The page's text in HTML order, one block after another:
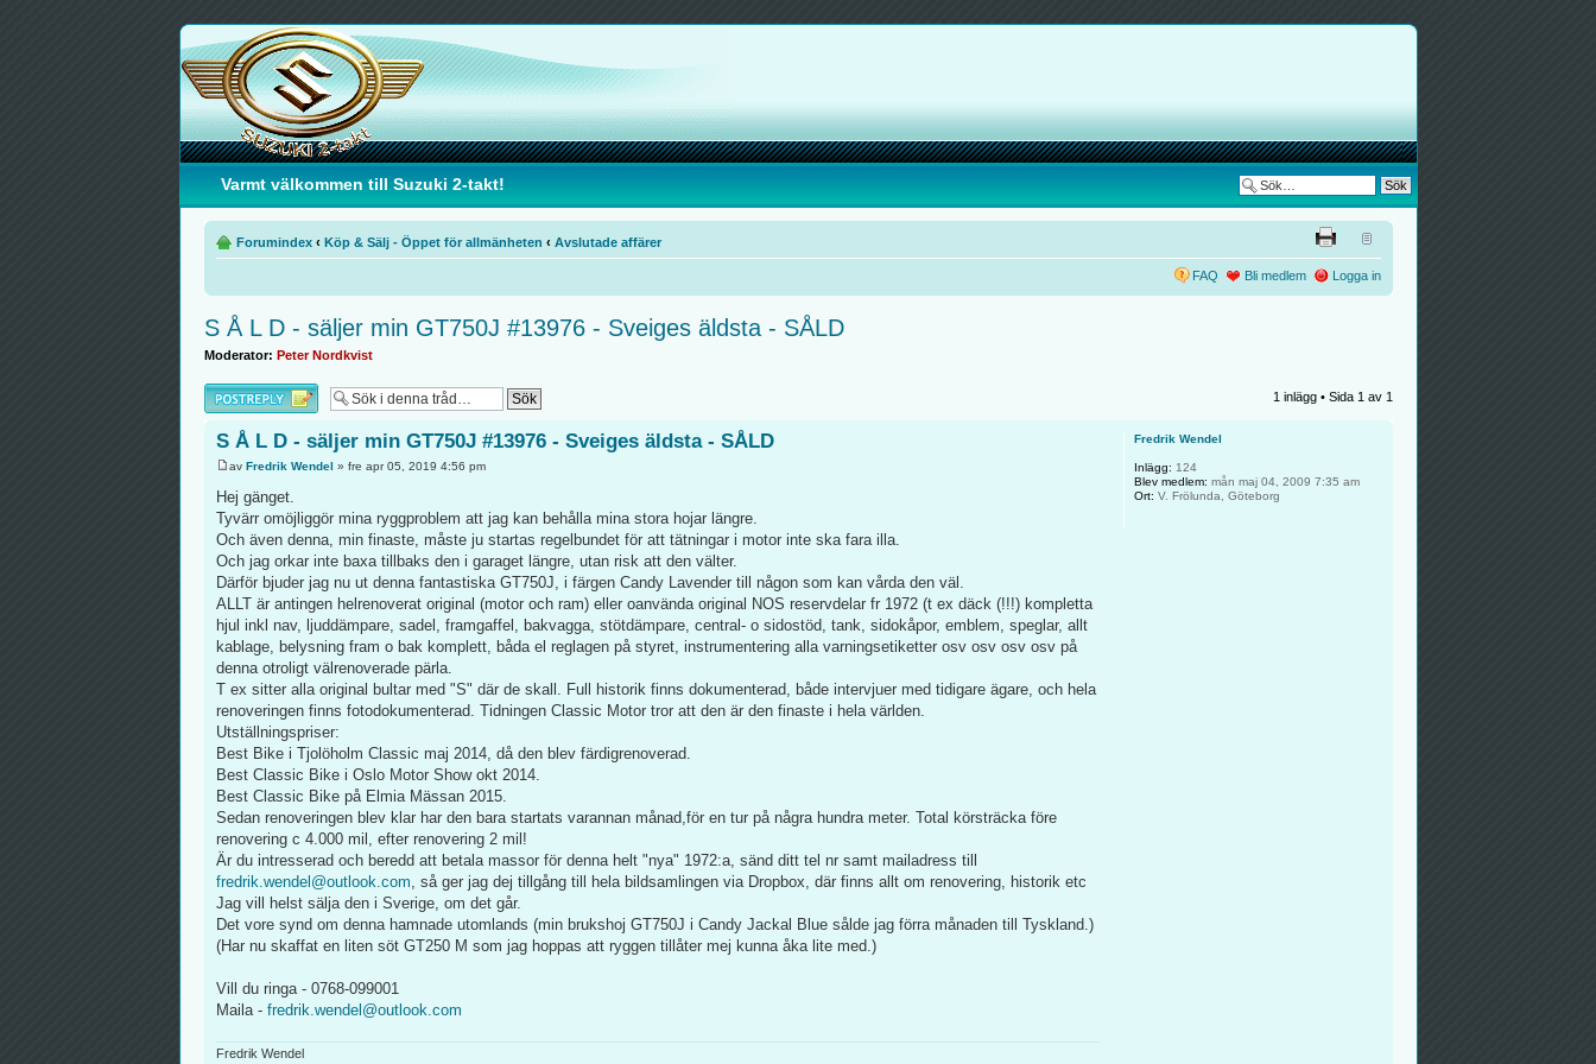
Varmt välkommen till Suzuki 2-takt!
Forumindex ‹ Köp & Sälj - Öppet för allmänheten ‹ Avslutade affärer
FAQ Bli medlem Logga in
S Å L D - säljer min GT750J #13976 - Sveiges äldsta - SÅLD
Moderator: Peter Nordkvist
Besvara 1 inlägg • Sida 1 av 1
S Å L D - säljer min GT750J #13976 - Sveiges äldsta - SÅLD
av Fredrik Wendel » fre apr 05, 2019 4:56 pm
Hej gänget.
Tyvärr omöjliggör mina ryggproblem att jag kan behålla mina stora hojar längre.
Och även denna, min finaste, måste ju startas regelbundet för att tätningar i motor inte ska fara illa.
Och jag orkar inte baxa tillbaks den i garaget längre, utan risk att den välter.
Därför bjuder jag nu ut denna fantastiska GT750J, i färgen Candy Lavender till någon som kan vårda den väl.
ALLT är antingen helrenoverat original (motor och ram) eller oanvända original NOS reservdelar fr 1972 (t ex däck (!!!) kompletta
hjul inkl nav, ljuddämpare, sadel, framgaffel, bakvagga, stötdämpare, central- o sidostöd, tank, sidokåpor, emblem, speglar, allt
kablage, belysning fram o bak komplett, båda el reglagen på styret, instrumentering alla varningsetiketter osv osv osv osv på
denna otroligt välrenoverade pärla.
T ex sitter alla original bultar med "S" där de skall. Full historik finns dokumenterad, både intervjuer med tidigare ägare, och hela
renoveringen finns fotodokumenterad. Tidningen Classic Motor tror att den är den finaste i hela världen.
Utställningspriser:
Best Bike i Tjolöholm Classic maj 2014, då den blev färdigrenoverad.
Best Classic Bike i Oslo Motor Show okt 2014.
Best Classic Bike på Elmia Mässan 2015.
Sedan renoveringen blev klar har den bara startats varannan månad,för en tur på några hundra meter. Total körsträcka före
renovering c 4.000 mil, efter renovering 2 mil!
Är du intresserad och beredd att betala massor för denna helt "nya" 1972:a, sänd ditt tel nr samt mailadress till
fredrik.wendel@outlook.com , så ger jag dej tillgång till hela bildsamlingen via Dropbox, där finns allt om renovering, historik etc
Jag vill helst sälja den i Sverige, om det går.
Det vore synd om denna hamnade utomlands (min brukshoj GT750J i Candy Jackal Blue sålde jag förra månaden till Tyskland.)
(Har nu skaffat en liten söt GT250 M som jag hoppas att ryggen tillåter mej kunna åka lite med.)
Vill du ringa - 0768-099001
Maila - fredrik.wendel@outlook.com
Fredrik Wendel
Fredrik Wendel
Inlägg: 124
Blev medlem: mån maj 04, 2009 7:35 am
Ort: V. Frölunda, Göteborg